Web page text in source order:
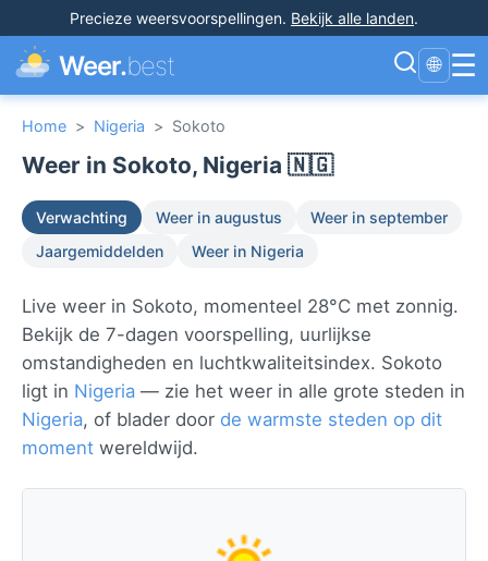
Precieze weersvoorspellingen. Bekijk alle landen.
Weer.best 🌐 ☰
Home > Nigeria > Sokoto
Weer in Sokoto, Nigeria 🇳🇬
Verwachting Weer in augustus
Weer in september
Jaargemiddelden
Weer in Nigeria
Live weer in Sokoto, momenteel 28°C met zonnig.
Bekijk de 7-dagen voorspelling, uurlijkse
omstandigheden en luchtkwaliteitsindex. Sokoto
ligt in Nigeria — zie het weer in alle grote steden in
Nigeria, of blader door de warmste steden op dit
moment wereldwijd.